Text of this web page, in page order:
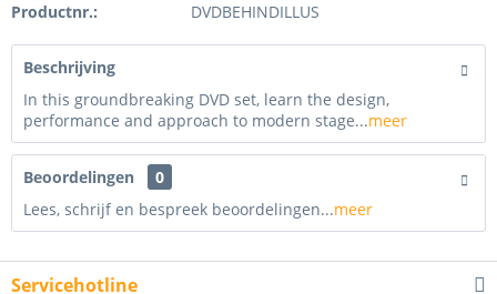
Productnr.: DVDBEHINDILLUS
Beschrijving
In this groundbreaking DVD set, learn the design,
performance and approach to modern stage...meer
Beoordelingen
0
Lees, schrijf en bespreek beoordelingen...meer
Servicehotline